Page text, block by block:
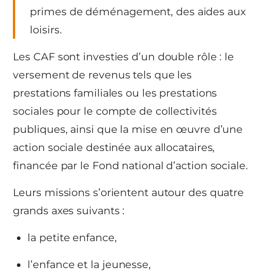
primes de déménagement, des aides aux
loisirs.
Les CAF sont investies d’un double rôle : le
versement de revenus tels que les
prestations familiales ou les prestations
sociales pour le compte de collectivités
publiques, ainsi que la mise en œuvre d’une
action sociale destinée aux allocataires,
financée par le Fond national d’action sociale.
Leurs missions s’orientent autour des quatre
grands axes suivants :
la petite enfance,
l’enfance et la jeunesse,